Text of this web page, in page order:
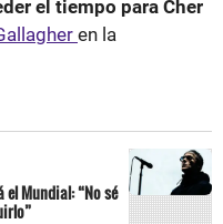
el tiempo para Cher
en la
Mundial: “No sé